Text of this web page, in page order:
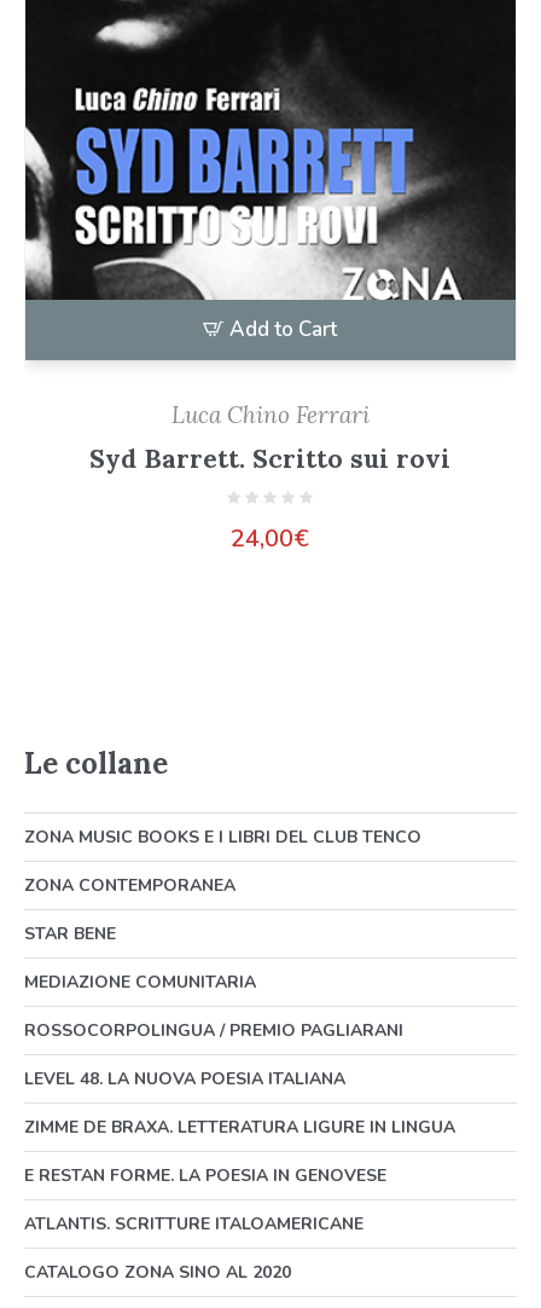
Add to Cart
Luca Chino Ferrari
Syd Barrett. Scritto sui rovi
24,00€
Le collane
ZONA MUSIC BOOKS E I LIBRI DEL CLUB TENCO
ZONA CONTEMPORANEA
STAR BENE
MEDIAZIONE COMUNITARIA
ROSSOCORPOLINGUA / PREMIO PAGLIARANI
LEVEL 48. LA NUOVA POESIA ITALIANA
ZIMME DE BRAXA. LETTERATURA LIGURE IN LINGUA
E RESTAN FORME. LA POESIA IN GENOVESE
ATLANTIS. SCRITTURE ITALOAMERICANE
CATALOGO ZONA SINO AL 2020